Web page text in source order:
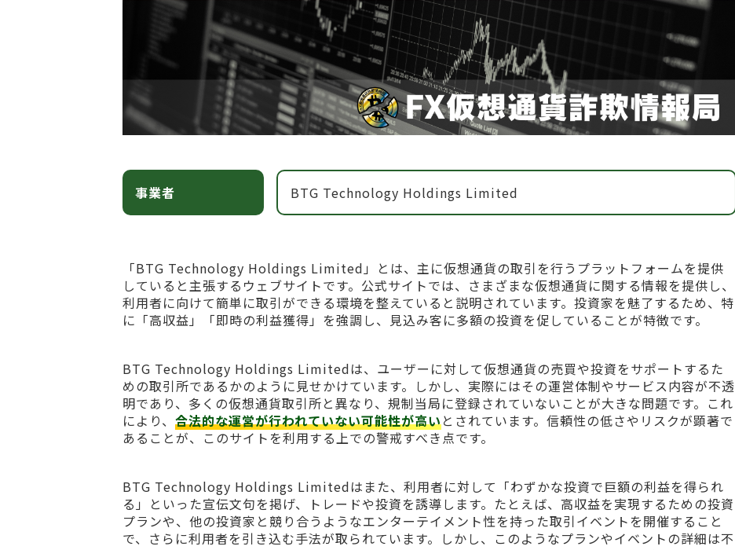
事業者 BTG Technology Holdings Limited
「BTG Technology Holdings Limited」とは、主に仮想通貨の取引を行うプラットフォームを提供
していると主張するウェブサイトです。公式サイトでは、さまざまな仮想通貨に関する情報を提供し、
利用者に向けて簡単に取引ができる環境を整えていると説明されています。投資家を魅了するため、特
に「高収益」「即時の利益獲得」を強調し、見込み客に多額の投資を促していることが特徴です。
BTG Technology Holdings Limitedは、ユーザーに対して仮想通貨の売買や投資をサポートするた
めの取引所であるかのように見せかけています。しかし、実際にはその運営体制やサービス内容が不透
明であり、多くの仮想通貨取引所と異なり、規制当局に登録されていないことが大きな問題です。これ
により、 合法的な運営が行われていない可能性が高いとされています。信頼性の低さやリスクが顕著で
あることが、このサイトを利用する上での警戒すべき点です。
BTG Technology Holdings Limitedはまた、利用者に対して「わずかな投資で巨額の利益を得られ
る」といった宣伝文句を掲げ、トレードや投資を誘導します。たとえば、高収益を実現するための投資
プランや、他の投資家と競り合うようなエンターテイメント性を持った取引イベントを開催すること
で、さらに利用者を引き込む手法が取られています。しかし、このようなプランやイベントの詳細は不